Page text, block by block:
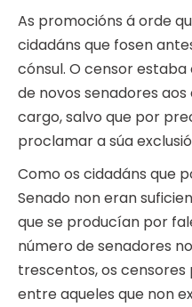
As promocións á orde
cidadáns que fosen
cónsul. O censor
de novos senadores
cargo, salvo que por
proclamar a súa
Como os cidadáns que
Senado non eran
que se producían por
número de senadores
trescentos, os
entre aqueles que non